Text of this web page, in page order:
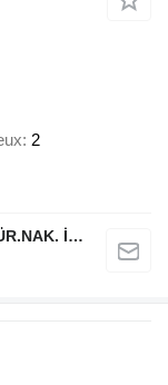
2
ERDALLAR TARIMSAL MAKİNA PETROL ÜR.NAK. İNŞ. HAYV. SAN. VE TİC. LTD ŞTİ